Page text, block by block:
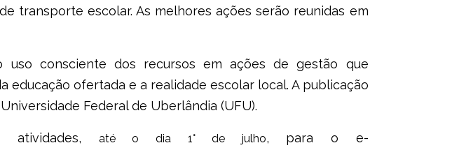
transporte escolar. As melhores ações serão reunidas em
consciente dos recursos em ações de gestão que
ofertada e a realidade escolar local. A publicação
Federal de Uberlândia (UFU).
atividades, até o dia 1° de julho, para o e-